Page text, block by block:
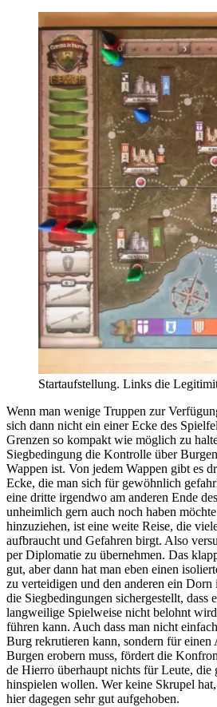
Startaufstellung. Links die
Wenn man wenige Truppen zur
sich dann nicht ein einer Ecke des
Grenzen so kompakt wie möglich zu
Siegbedingung die Kontrolle über
Wappen ist. Von jedem Wappen gibt es
Ecke, die man sich für gewöhnlich
eine dritte irgendwo am anderen Ende
unheimlich gern auch noch haben
hinzuziehen, ist eine weite Reise, die
aufbraucht und Gefahren birgt. Also
per Diplomatie zu übernehmen. Das
gut, aber dann hat man eben einen
zu verteidigen und den anderen ein
die Siegbedingungen sichergestellt, dass
langweilige Spielweise nicht belohnt
führen kann. Auch dass man nicht
Burg rekrutieren kann, sondern für einen
Burgen erobern muss, fördert die
de Hierro überhaupt nichts für Leute, die
hinspielen wollen. Wer keine Skrupel
hier dagegen sehr gut aufgehoben.